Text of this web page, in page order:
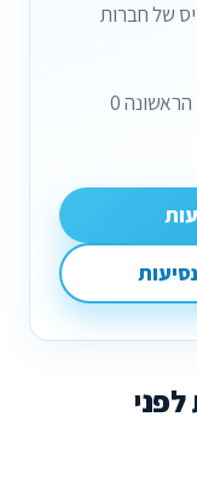
של חברות
המחיר המוצג הוא לקבוצת הגילאים הראשונה 0